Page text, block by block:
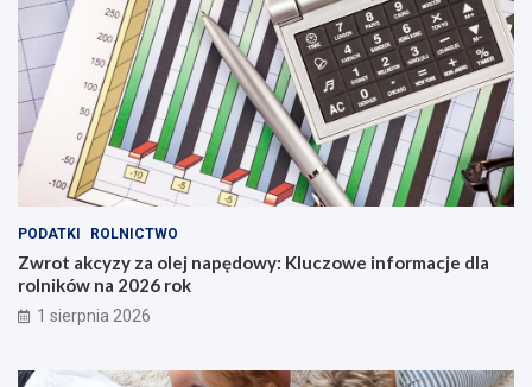
PODATKI ROLNICTWO
Zwrot akcyzy za olej napędowy: Kluczowe informacje dla
rolników na 2026 rok
1 sierpnia 2026